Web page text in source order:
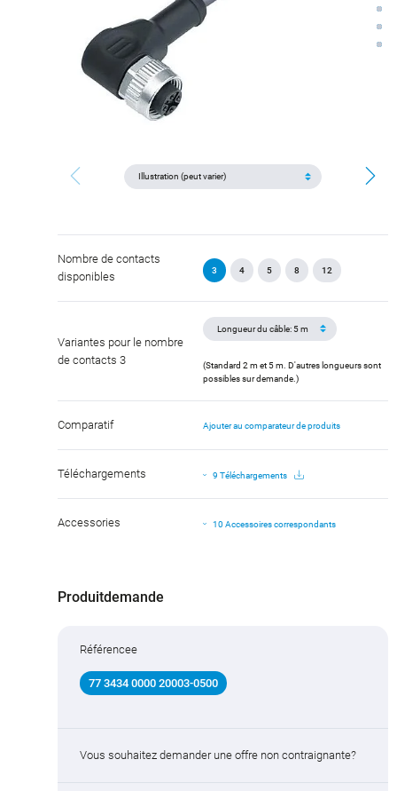
Nombre de contacts
disponibles
3 4 5 8 12
Variantes pour le nombre
de contacts 3
(Standard 2 m et 5 m. D'autres longueurs sont
possibles sur demande.)
Comparatif Ajouter au comparateur de produits
Téléchargements 9 Téléchargements
Accessories 10 Accessoires correspondants
Produitdemande
Référencee
77 3434 0000 20003-0500
Vous souhaitez demander une offre non contraignante?